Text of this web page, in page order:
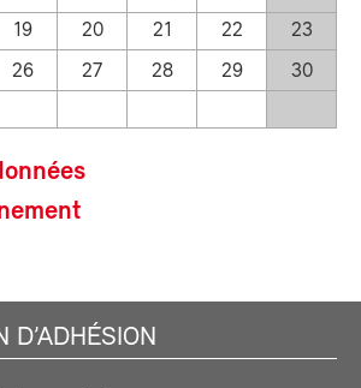
19 20 21 22
23
26 27 28 29
30
D’ADHÉSION